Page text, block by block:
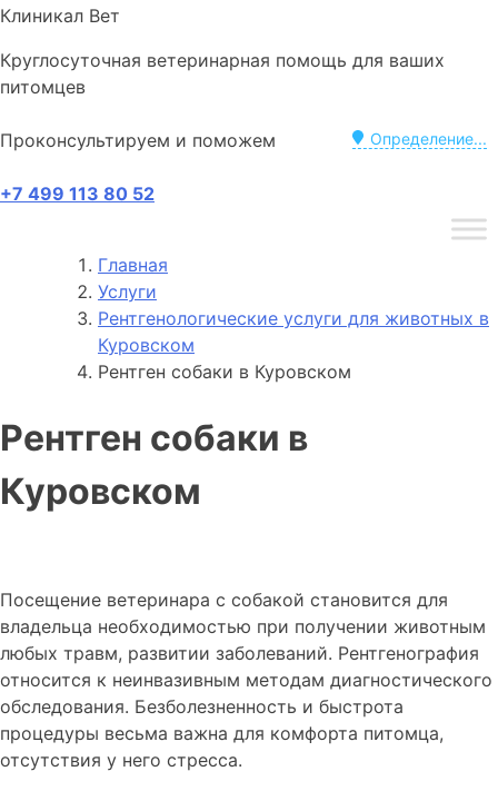
Клиникал Вет
Круглосуточная ветеринарная помощь для ваших
питомцев
Определение...
Проконсультируем и поможем
+7 499 113 80 52
Главная
Услуги
Рентгенологические услуги для животных в
Куровском
Рентген собаки в Куровском
Рентген собаки в
Куровском
Посещение ветеринара с собакой становится для
владельца необходимостью при получении животным
любых травм, развитии заболеваний. Рентгенография
относится к неинвазивным методам диагностического
обследования. Безболезненность и быстрота
процедуры весьма важна для комфорта питомца,
отсутствия у него стресса.